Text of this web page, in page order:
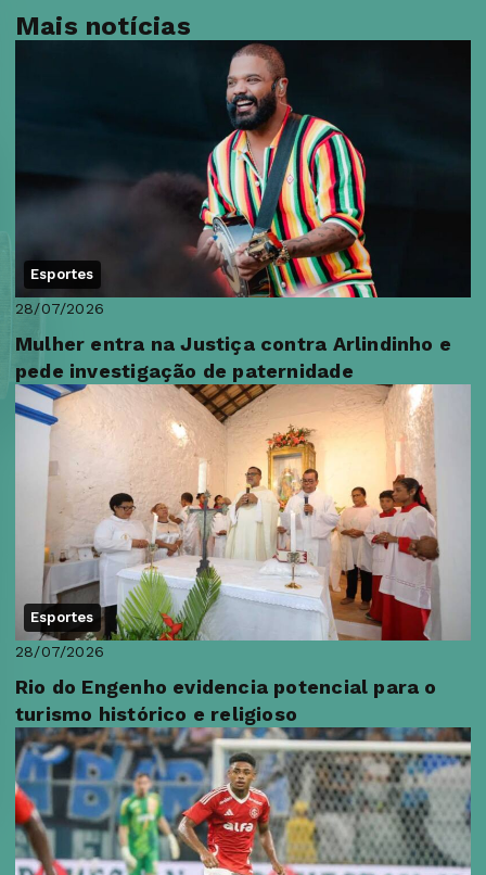
Mais notícias
Esportes
28/07/2026
Mulher entra na Justiça contra Arlindinho e
pede investigação de paternidade
Esportes
28/07/2026
Rio do Engenho evidencia potencial para o
turismo histórico e religioso